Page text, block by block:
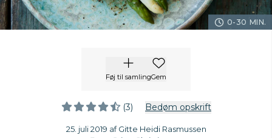
0-30 MIN.
Føj til samlingGem
(3) Bedøm opskrift
25. juli 2019 af Gitte Heidi Rasmussen